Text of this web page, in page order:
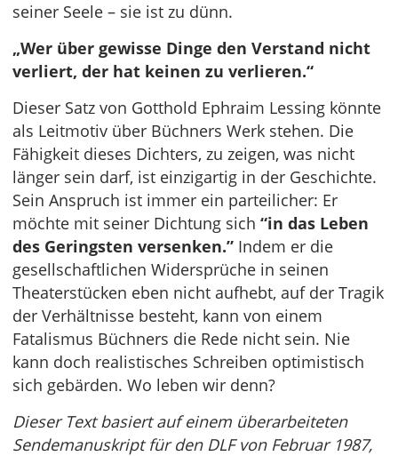
seiner Seele – sie ist zu dünn.
„Wer über gewisse Dinge den Verstand nicht
verliert, der hat keinen zu verlieren.“
Dieser Satz von Gotthold Ephraim Lessing könnte
als Leitmotiv über Büchners Werk stehen. Die
Fähigkeit dieses Dichters, zu zeigen, was nicht
länger sein darf, ist einzigartig in der Geschichte.
Sein Anspruch ist immer ein parteilicher: Er
möchte mit seiner Dichtung sich “in das Leben
des Geringsten versenken.” Indem er die
gesellschaftlichen Widersprüche in seinen
Theaterstücken eben nicht aufhebt, auf der Tragik
der Verhältnisse besteht, kann von einem
Fatalismus Büchners die Rede nicht sein. Nie
kann doch realistisches Schreiben optimistisch
sich gebärden. Wo leben wir denn?
Dieser Text basiert auf einem überarbeiteten
Sendemanuskript für den DLF von Februar 1987,